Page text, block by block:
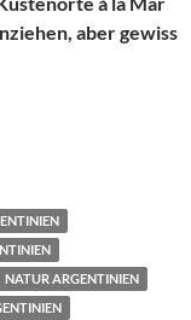
aber gewiss
NATUR ARGENTINIEN